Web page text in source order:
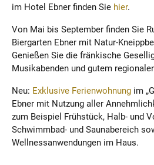
im Hotel Ebner finden Sie hier.
Von Mai bis September finden Sie
Biergarten Ebner mit Natur-
Genießen Sie die fränkische
Musikabenden und gutem
Neu: Exklusive Ferienwohnung im
Ebner mit Nutzung aller
zum Beispiel Frühstück, Halb- und
Schwimmbad- und Saunabereich
Wellnessanwendungen im Haus.